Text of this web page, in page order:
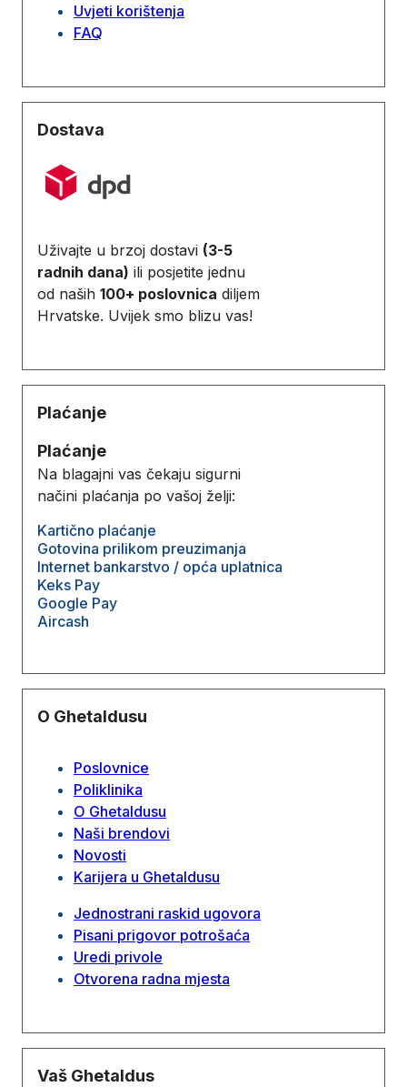
Uvjeti korištenja
FAQ
Dostava
Uživajte u brzoj dostavi (3-5
radnih dana) ili posjetite jednu
od naših 100+ poslovnica diljem
Hrvatske. Uvijek smo blizu vas!
Plaćanje
Plaćanje
Na blagajni vas čekaju sigurni
načini plaćanja po vašoj želji:
Kartično plaćanje
Gotovina prilikom preuzimanja
Internet bankarstvo / opća uplatnica
Keks Pay
Google Pay
Aircash
O Ghetaldusu
Poslovnice
Poliklinika
O Ghetaldusu
Naši brendovi
Novosti
Karijera u Ghetaldusu
Jednostrani raskid ugovora
Pisani prigovor potrošaća
Uredi privole
Otvorena radna mjesta
Vaš Ghetaldus